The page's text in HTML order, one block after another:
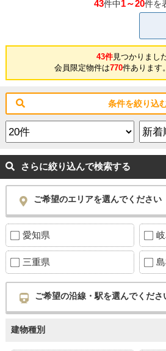
43件中1～20件を
43件見つかりまし
会員限定物件は770件あります
条件を絞り込
さらに絞り込んで検索する
ご希望のエリアを選んでください
愛知県
三重県
ご希望の沿線・駅を選んでくださ
建物種別